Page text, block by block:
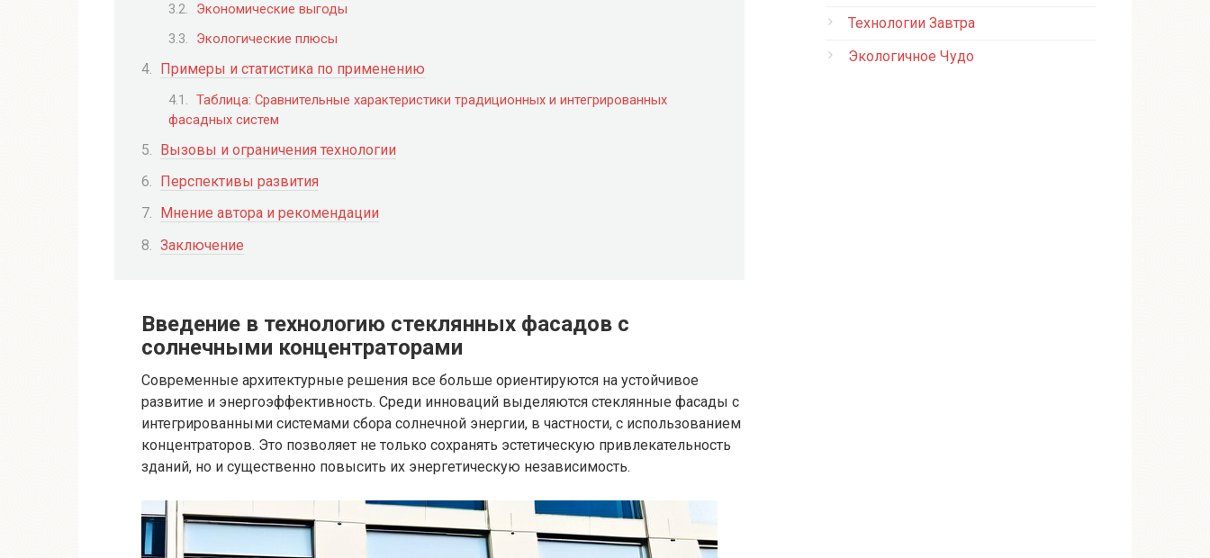
Экономические выгоды
Экологические плюсы
Примеры и статистика по применению
Таблица: Сравнительные характеристики традиционных и интегрированных
фасадных систем
Вызовы и ограничения технологии
Перспективы развития
Мнение автора и рекомендации
Заключение
Введение в технологию стеклянных фасадов с
солнечными концентраторами
Современные архитектурные решения все больше ориентируются на устойчивое
развитие и энергоэффективность. Среди инноваций выделяются стеклянные фасады с
интегрированными системами сбора солнечной энергии, в частности, с использованием
концентраторов. Это позволяет не только сохранять эстетическую привлекательность
зданий, но и существенно повысить их энергетическую независимость.
Технологии Завтра
Экологичное Чудо